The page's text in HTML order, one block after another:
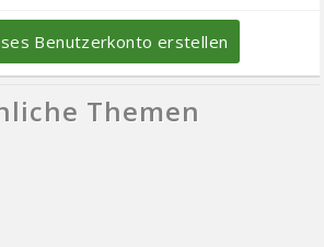
Benutzerkonto erstellen
Themen